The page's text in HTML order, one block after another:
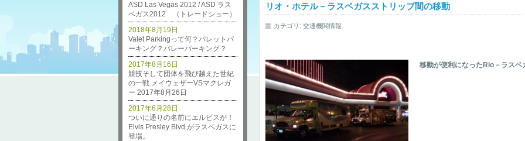
ASD Las Vegas 2012 / ASD ラス
ベガス2012 （トレードショー）
Valet Parkingって何？バレットパ
ーキング？バレーパーキング？
2018年8月19日
競技そして団体を飛び越えた世紀
の一戦 メイウェザーVSマクレガ
ー 2017年8月26日
2017年8月16日
ついに通りの名前にエルビスが！
Elvis Presley Blvd.がラスベガスに
登場。
2017年6月28日
リオ・ホテル－ラスベガスストリップ間の移動
カテゴリ: 交通機関情報
移動が便利になったRio－ラスベ